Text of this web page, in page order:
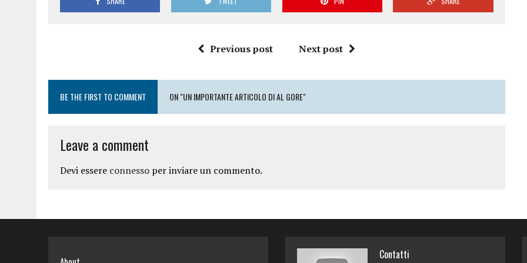
Previous post Next post
BE THE FIRST TO COMMENT ON "UN IMPORTANTE ARTICOLO DI AL GORE"
Leave a comment
Devi essere connesso per inviare un commento.
Contatti